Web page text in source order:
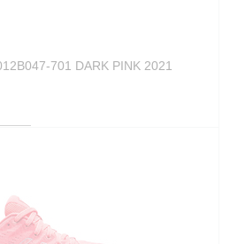
701 DARK PINK 2021